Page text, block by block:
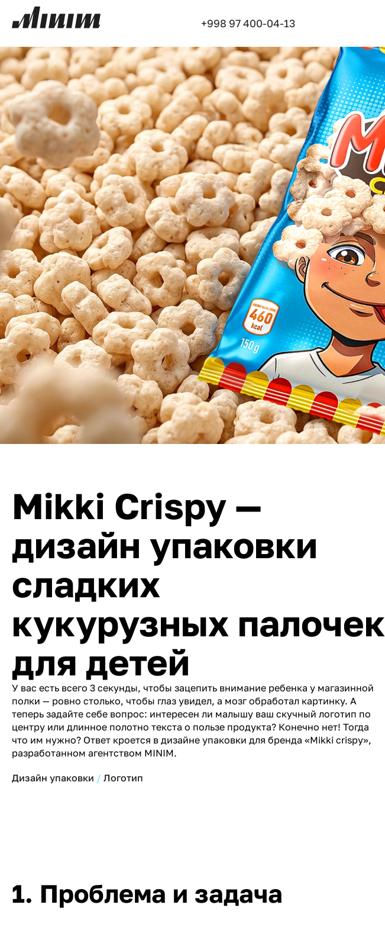
+998 97 400-04-13
Mikki Crispy —
дизайн упаковки
сладких
кукурузных палочек
для детей
У вас есть всего 3 секунды, чтобы зацепить внимание ребенка у магазинной
полки — ровно столько, чтобы глаз увидел, а мозг обработал картинку. А
теперь задайте себе вопрос: интересен ли малышу ваш скучный логотип по
центру или длинное полотно текста о пользе продукта? Конечно нет! Тогда
что им нужно? Ответ кроется в дизайне упаковки для бренда «Mikki crispy»,
разработанном агентством MINIM.
Дизайн упаковки Логотип
1. Проблема и задача